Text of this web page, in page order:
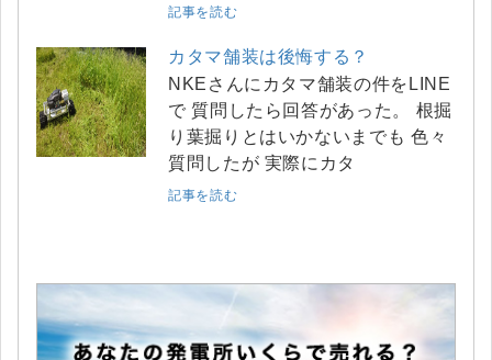
記事を読む
カタマ舗装は後悔する？
NKEさんにカタマ舗装の件をLINE
で 質問したら回答があった。 根掘
り葉掘りとはいかないまでも 色々
質問したが 実際にカタ
記事を読む